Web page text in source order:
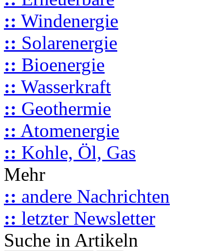
:: Windenergie
:: Solarenergie
:: Bioenergie
:: Wasserkraft
:: Geothermie
:: Atomenergie
:: Kohle, Öl, Gas
Mehr
:: andere Nachrichten
:: letzter Newsletter
Suche in Artikeln